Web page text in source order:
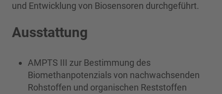
und Entwicklung von Biosensoren durchgeführt.
Ausstattung
AMPTS III zur Bestimmung des
Biomethanpotenzials von nachwachsenden
Rohstoffen und organischen Reststoffen